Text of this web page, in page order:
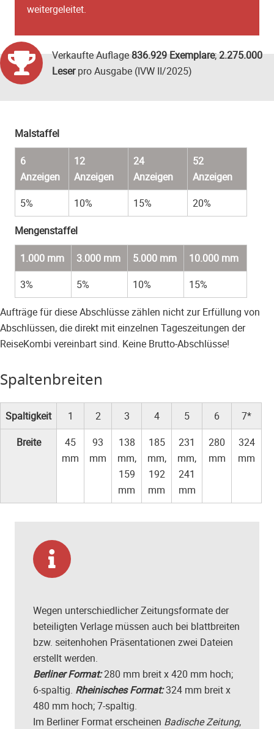
weitergeleitet.
Verkaufte Auflage836.929 Exemplare;2.275.000
Leserpro Ausgabe (IVW II/2025)
Malstaffel
6
Anzeigen
12
Anzeigen
24
Anzeigen
52
Anzeigen
5%
10% 15% 20%
Mengenstaffel
1.000 mm 3.000 mm 5.000 mm
10.000 mm
3%
5% 10% 15%
Aufträge für diese Abschlüsse zählen nicht zur Erfüllung von
Abschlüssen, die direkt mit einzelnen Tageszeitungen der
ReiseKombi vereinbart sind. Keine Brutto-Abschlüsse!
Spaltenbreiten
Spaltigkeit 1 2 3 4 5 6
7*
Breite
45
mm
93
mm
138
mm,
159
mm
185
mm,
192
mm
231
mm,
241
mm
280
mm
324
mm
Wegen unterschiedlicher Zeitungsformate der
beteiligten Verlage müssen auch bei blattbreiten
bzw. seitenhohen Präsentationen zwei Dateien
erstellt werden.
Berliner Format:280 mm breit x 420 mm hoch;
6-spaltig. Rheinisches Format:324 mm breit x
480 mm hoch; 7-spaltig.
Im Berliner Format erscheinen Badische Zeitung,